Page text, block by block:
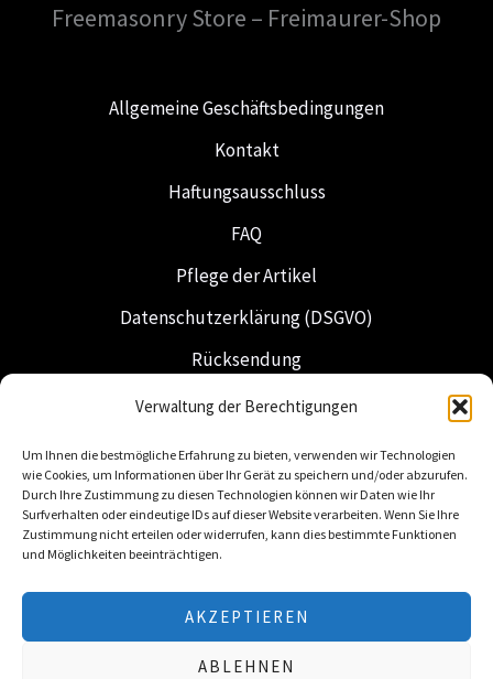
Verwaltung der Berechtigungen
Um Ihnen die bestmögliche Erfahrung zu bieten, verwenden wir Technologien
wie Cookies, um Informationen über Ihr Gerät zu speichern und/oder abzurufen.
Durch Ihre Zustimmung zu diesen Technologien können wir Daten wie Ihr
Surfverhalten oder eindeutige IDs auf dieser Website verarbeiten. Wenn Sie Ihre
Zustimmung nicht erteilen oder widerrufen, kann dies bestimmte Funktionen
und Möglichkeiten beeinträchtigen.
AKZEPTIEREN
ABLEHNEN
Freemasonry Store – Freimaurer-Shop
Allgemeine Geschäftsbedingungen
Kontakt
Haftungsausschluss
FAQ
Pflege der Artikel
Datenschutzerklärung (DSGVO)
Rücksendung
Versand & Lieferung
Niederländische Insignien
© 2026 Freemasonry Store – Freimaurer-Shop.